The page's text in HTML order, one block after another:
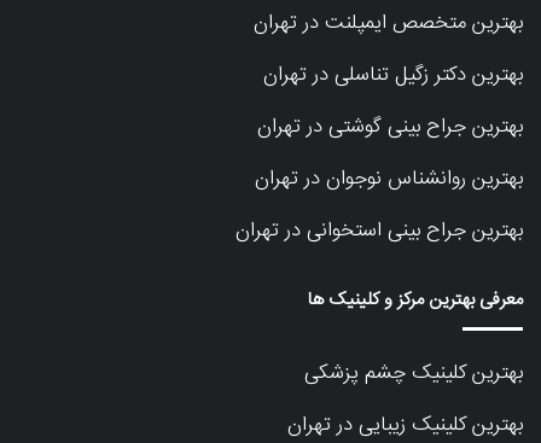
بهترین متخصص ایمپلنت در تهران
بهترین دکتر زگیل تناسلی در تهران
بهترین جراح بینی گوشتی در تهران
بهترین روانشناس نوجوان در تهران
بهترین جراح بینی استخوانی در تهران
معرفی بهترین مرکز و کلینیک ها
بهترین کلینیک چشم پزشکی
بهترین کلینیک زیبایی در تهران